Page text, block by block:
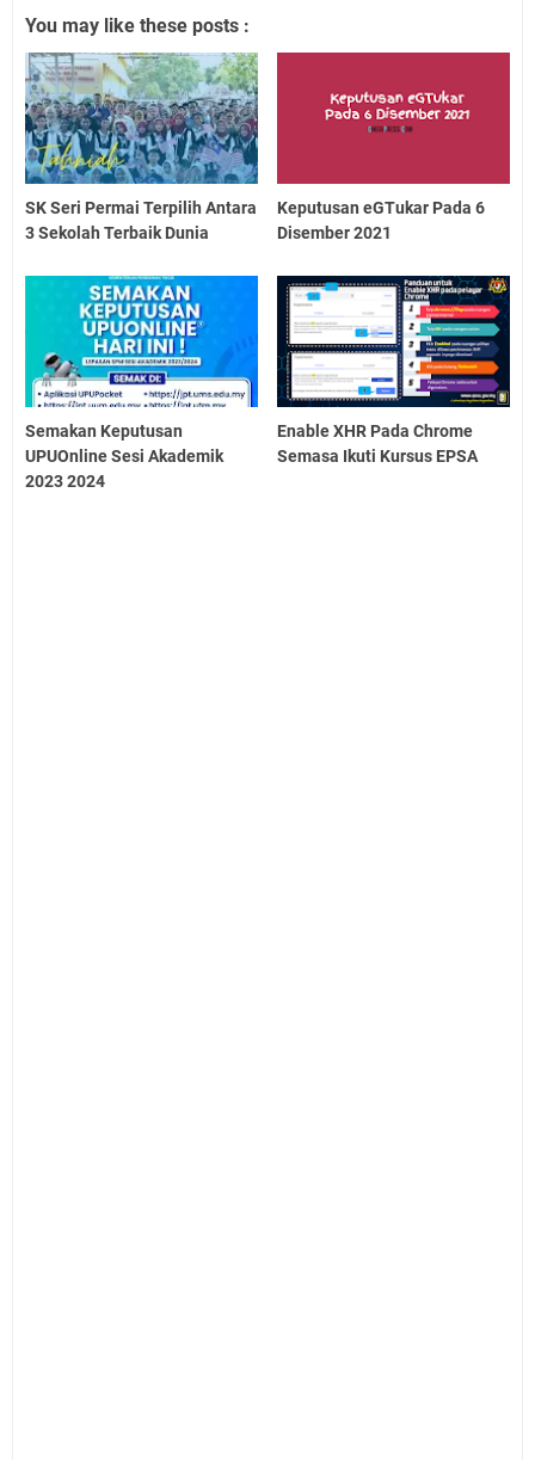
You may like these posts :
SK Seri Permai Terpilih Antara
3 Sekolah Terbaik Dunia
Keputusan eGTukar Pada 6
Disember 2021
Semakan Keputusan
UPUOnline Sesi Akademik
2023 2024
Enable XHR Pada Chrome
Semasa Ikuti Kursus EPSA